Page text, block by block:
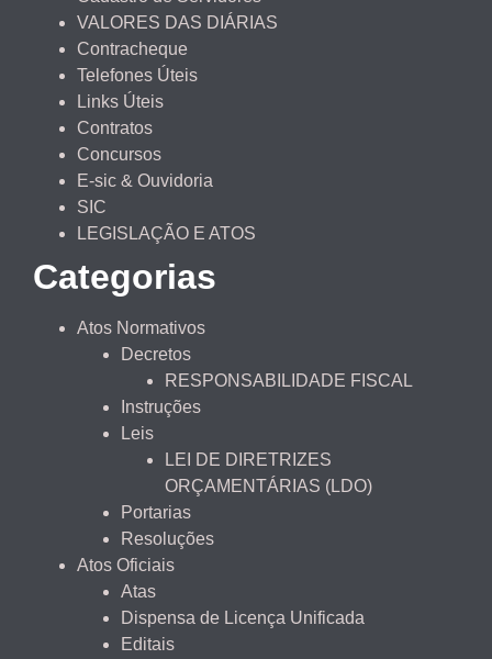
VALORES DAS DIÁRIAS
Contracheque
Telefones Úteis
Links Úteis
Contratos
Concursos
E-sic & Ouvidoria
SIC
LEGISLAÇÃO E ATOS
Categorias
Atos Normativos
Decretos
RESPONSABILIDADE FISCAL
Instruções
Leis
LEI DE DIRETRIZES
ORÇAMENTÁRIAS (LDO)
Portarias
Resoluções
Atos Oficiais
Atas
Dispensa de Licença Unificada
Editais